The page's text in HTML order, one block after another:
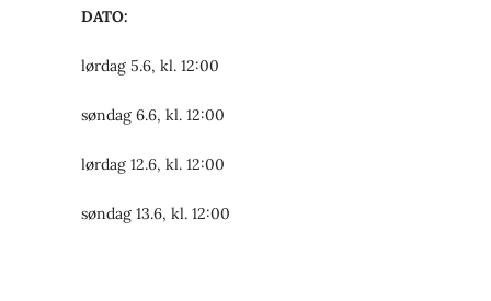
DATO:
lørdag 5.6, kl. 12:00
søndag 6.6, kl. 12:00
lørdag 12.6, kl. 12:00
søndag 13.6, kl. 12:00